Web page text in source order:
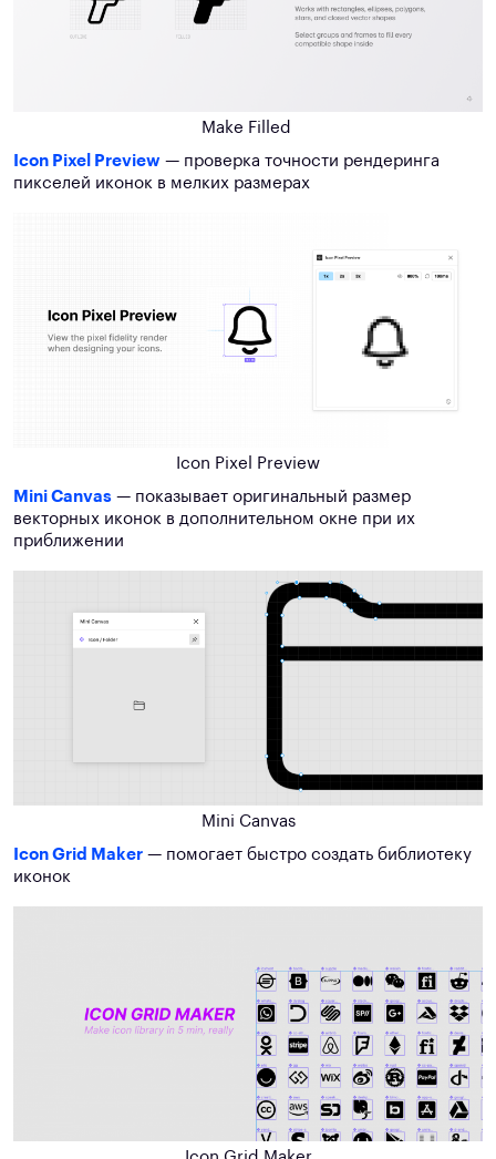
Make Filled
Icon Pixel Preview — проверка точности рендеринга
пикселей иконок в мелких размерах
Icon Pixel Preview
Mini Canvas — показывает оригинальный размер
векторных иконок в дополнительном окне при их
приближении
Mini Canvas
Icon Grid Maker — помогает быстро создать библиотеку
иконок